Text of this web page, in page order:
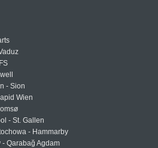
- Sion
Wien
- St. Gallen
- Hammarby
- Qarabağ Agdam